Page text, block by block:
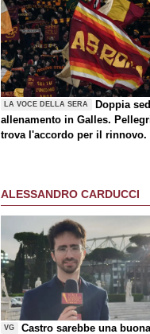
LA VOCE DELLA SERA
Doppia
allenamento in Galles.
trova l'accordo per il rinnovo.
ALESSANDRO CARDUCCI
VG Castro sarebbe una buona